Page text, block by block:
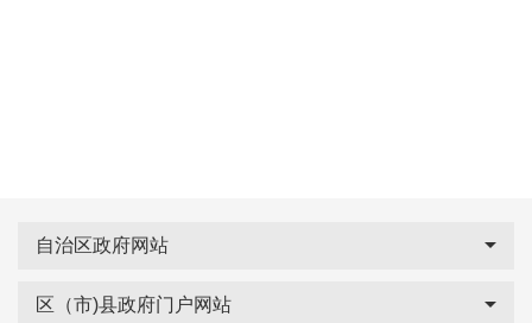
自治区政府网站
区（市)县政府门户网站